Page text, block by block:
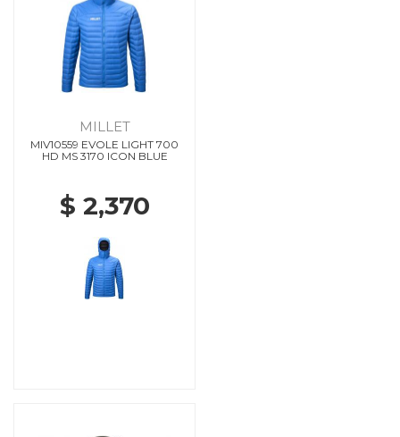
MILLET
MIV10559 EVOLE LIGHT 700
HD MS 3170 ICON BLUE
$ 2,370